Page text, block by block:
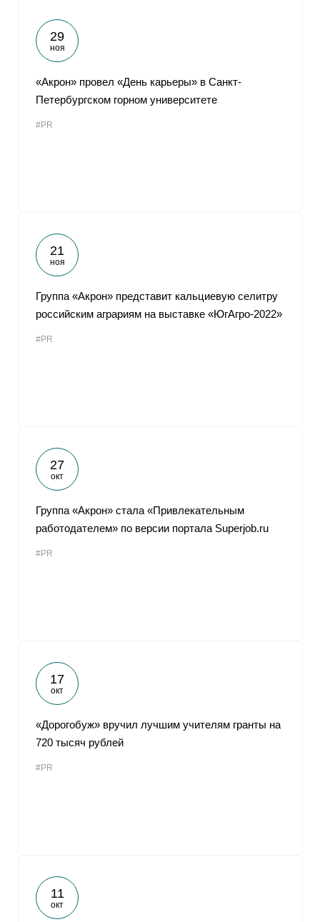
29
ноя
«Акрон» провел «День карьеры» в Санкт-
Петербургском горном университете
#PR
21
ноя
Группа «Акрон» представит кальциевую селитру
российским аграриям на выставке «ЮгАгро-2022»
#PR
27
окт
Группа «Акрон» стала «Привлекательным
работодателем» по версии портала Superjob.ru
#PR
17
окт
«Дорогобуж» вручил лучшим учителям гранты на
720 тысяч рублей
#PR
11
окт